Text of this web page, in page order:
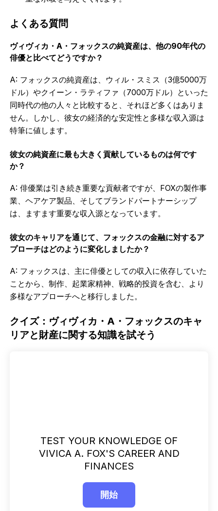
よくある質問
ヴィヴィカ・A・フォックスの純資産は、他の90年代の
俳優と比べてどうですか？
A: フォックスの純資産は、ウィル・スミス（3億5000万
ドル）やクイーン・ラティファ（7000万ドル）といった
同時代の他の人々と比較すると、それほど多くはありま
せん。しかし、彼女の経済的な安定性と多様な収入源は
特筆に値します。
彼女の純資産に最も大きく貢献しているものは何です
か？
A: 俳優業は引き続き重要な貢献者ですが、FOXの製作事
業、ヘアケア製品、そしてブランドパートナーシップ
は、ますます重要な収入源となっています。
彼女のキャリアを通じて、フォックスの金融に対するア
プローチはどのように変化しましたか？
A: フォックスは、主に俳優としての収入に依存していた
ことから、制作、起業家精神、戦略的投資を含む、より
多様なアプローチへと移行しました。
クイズ：ヴィヴィカ・A・フォックスのキャ
リアと財産に関する知識を試そう
TEST YOUR KNOWLEDGE OF
VIVICA A. FOX'S CAREER AND
FINANCES